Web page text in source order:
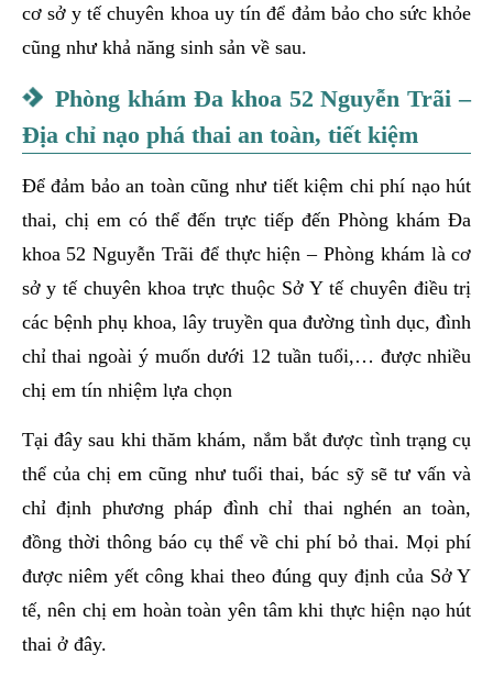
cơ sở y tế chuyên khoa uy tín để đảm bảo cho sức khỏe
cũng như khả năng sinh sản về sau.
Phòng khám Đa khoa 52 Nguyễn Trãi –
Địa chỉ nạo phá thai an toàn, tiết kiệm
Để đảm bảo an toàn cũng như tiết kiệm chi phí nạo hút
thai, chị em có thể đến trực tiếp đến Phòng khám Đa
khoa 52 Nguyễn Trãi để thực hiện – Phòng khám là cơ
sở y tế chuyên khoa trực thuộc Sở Y tế chuyên điều trị
các bệnh phụ khoa, lây truyền qua đường tình dục, đình
chỉ thai ngoài ý muốn dưới 12 tuần tuổi,… được nhiều
chị em tín nhiệm lựa chọn
Tại đây sau khi thăm khám, nắm bắt được tình trạng cụ
thể của chị em cũng như tuổi thai, bác sỹ sẽ tư vấn và
chỉ định phương pháp đình chỉ thai nghén an toàn,
đồng thời thông báo cụ thể về chi phí bỏ thai. Mọi phí
được niêm yết công khai theo đúng quy định của Sở Y
tế, nên chị em hoàn toàn yên tâm khi thực hiện nạo hút
thai ở đây.